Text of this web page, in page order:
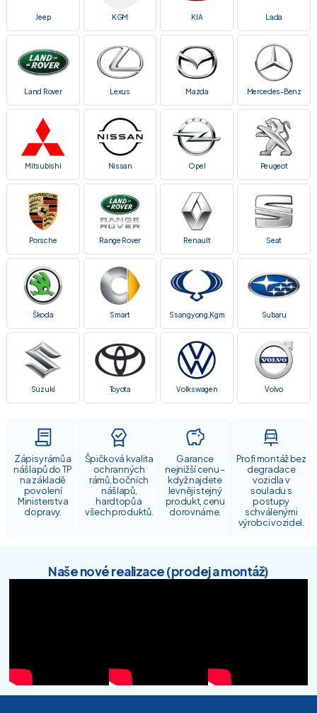
Zápisy rámů a
nášlapů do TP
na základě
povolení
Ministerstva
dopravy.
Špičková kvalita
ochranných
rámů, bočních
nášlapů,
hardtopů a
všech produktů.
Garance
nejnižší cenu –
když najdete
levněji stejný
produkt, cenu
dorovnáme.
Profi montáž bez
degradace
vozidla v
souladu s
postupy
schválenými
výrobci vozidel.
Jeep KGM KIA Lada
Land Rover Lexus Mazda Mercedes-Benz
Mitsubishi Nissan Opel Peugeot
Porsche Range Rover Renault Seat
Škoda Smart Ssangyong,Kgm Subaru
Suzuki Toyota Volkswagen Volvo
Naše nové realizace (prodej a montáž)